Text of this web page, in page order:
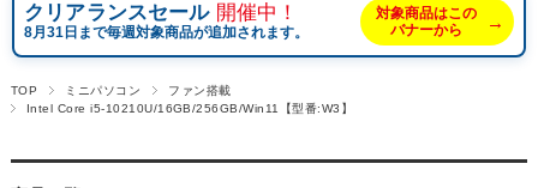
クリアランスセール 開催中！
8月31日まで毎週対象商品が追加されます。
対象商品はこの
バナーから
→
TOP ミニパソコン
ファン搭載
Intel Core i5-10210U/16GB/256GB/Win11【型番:W3】